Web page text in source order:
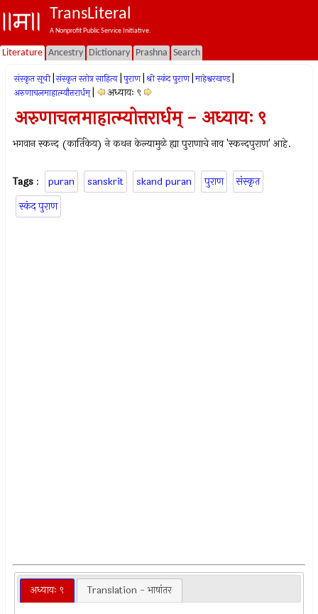
TransLiteral
A Nonprofit Public Service Initiative.
Literature Ancestry Dictionary Prashna Search
संस्कृत सूची संस्कृत स्तोत्र साहित्य पुराण श्री स्कंद पुराण माहेश्वरखण्ड
अरुणाचलमाहात्म्यौत्तरार्धम् अध्यायः ९
अरुणाचलमाहात्म्योत्तरार्धम् - अध्यायः ९
भगवान स्कन्द (कार्तिकेय) ने कथन केल्यामुळे ह्या पुराणाचे नाव 'स्कन्दपुराण' आहे.
Tags : puran sanskrit skand puran पुराण
संस्कृत
स्कंद पुराण
अध्यायः ९ Translation - भाषांतर